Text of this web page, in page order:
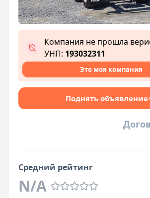
Компания не прошла
УНП: 193032311
Это моя компания
Поднять объявление
Средний рейтинг
N/A